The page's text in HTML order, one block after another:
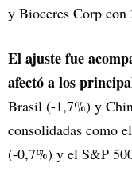
y Bioceres Corp con
El ajuste fue
afectó a los
Brasil (-1,7%) y
consolidadas como
(-0,7%) y el S&P